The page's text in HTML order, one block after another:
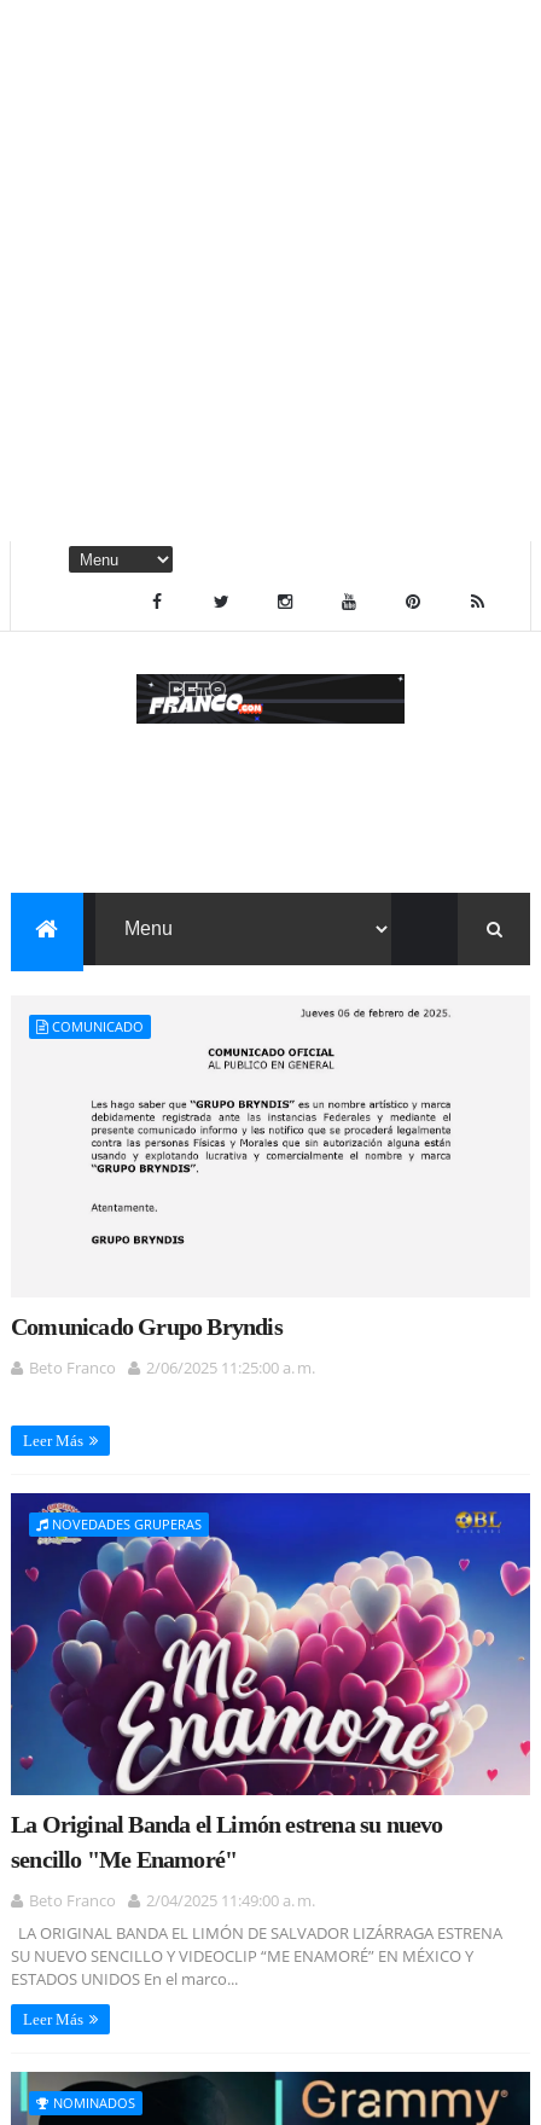
COMUNICADO
Comunicado Grupo Bryndis
Beto Franco 2/06/2025 11:25:00 a. m.
Leer Más
NOVEDADES GRUPERAS
La Original Banda el Limón estrena su nuevo
sencillo "Me Enamoré"
Beto Franco
2/04/2025 11:49:00 a. m.
LA ORIGINAL BANDA EL LIMÓN DE SALVADOR LIZÁRRAGA ESTRENA
SU NUEVO SENCILLO Y VIDEOCLIP “ME ENAMORÉ” EN MÉXICO Y
ESTADOS UNIDOS En el marco...
Leer Más
NOMINADOS